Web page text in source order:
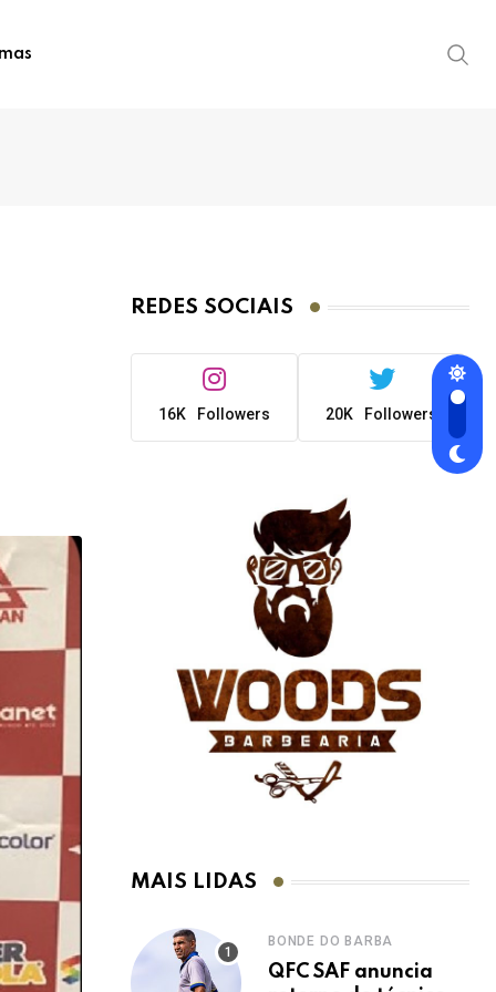
REDES SOCIAIS
16K Followers 20K Followers
MAIS LIDAS
BONDE DO BARBA
QFC SAF anuncia